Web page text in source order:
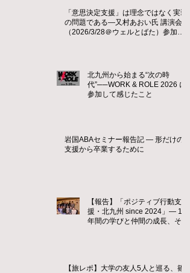
「意思決定支援」は理念ではなく実装
の問題である—又村あおい氏 講演会
（2026/3/28＠ウェルとばた）参加レ
北九州から始まる“次の時
代”──WORK & ROLE 2026 に
参加して感じたこと
岩国ABAセミナー報告記 ― 形だけの
支援から卒業するために
【報告】「ポジティブ行動支
援・北九州 since 2024」― 1
年間の学びと仲間の成長、そし
【旅レポ】大学の友人5人と巡る、篠